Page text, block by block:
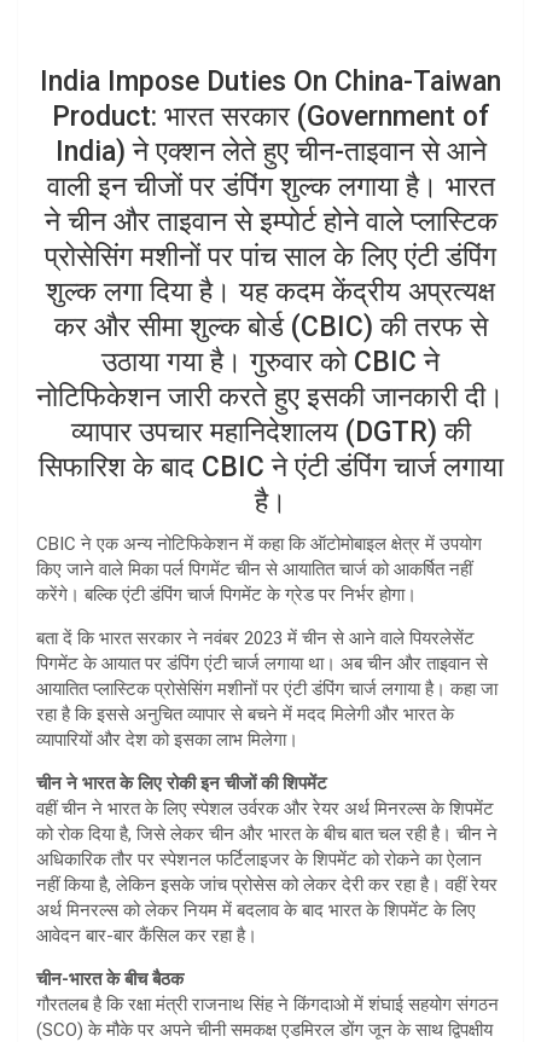
s
A
p
p
e
India Impose Duties On China-Taiwan
Product: भारत सरकार (Government of
India) ने एक्शन लेते हुए चीन-ताइवान से आने
वाली इन चीजों पर डंपिंग शुल्क लगाया है। भारत
ने चीन और ताइवान से इम्‍पोर्ट होने वाले प्‍लास्टिक
प्रोसेसिंग मशीनों पर पांच साल के लिए एंटी डंपिंग
शुल्‍क लगा दिया है। यह कदम केंद्रीय अप्रत्यक्ष
कर और सीमा शुल्क बोर्ड (CBIC) की तरफ से
उठाया गया है। गुरुवार को CBIC ने
नोटिफिकेशन जारी करते हुए इसकी जानकारी दी।
व्यापार उपचार महानिदेशालय (DGTR) की
सिफारिश के बाद CBIC ने एंटी डंपिंग चार्ज लगाया
है।
CBIC ने एक अन्‍य नोटिफिकेशन में कहा कि ऑटोमोबाइल क्षेत्र में उपयोग
किए जाने वाले मिका पर्ल पिगमेंट चीन से आयातित चार्ज को आकर्षित नहीं
करेंगे। बल्कि एंटी डंपिंग चार्ज पिगमेंट के ग्रेड पर निर्भर होगा।
बता दें कि भारत सरकार ने नवंबर 2023 में चीन से आने वाले पियरलेसेंट
पिगमेंट के आयात पर डंपिंग एंटी चार्ज लगाया था। अब चीन और ताइवान से
आयातित प्लास्टिक प्रोसेसिंग मशीनों पर एंटी डंपिंग चार्ज लगाया है। कहा जा
रहा है कि इससे अनुचित व्‍यापार से बचने में मदद मिलेगी और भारत के
व्‍यापारियों और देश को इसका लाभ मिलेगा।
चीन ने भारत के लिए रोकी इन चीजों की शिपमेंट
वहीं चीन ने भारत के लिए स्‍पेशल उर्वरक और रेयर अर्थ मिनरल्‍स के शिपमेंट
को रोक दिया है, जिसे लेकर चीन और भारत के बीच बात चल रही है। चीन ने
अधिकारिक तौर पर स्‍पेशनल फर्टिलाइजर के शिपमेंट को रोकने का ऐलान
नहीं किया है, लेकिन इसके जांच प्रोसेस को लेकर देरी कर रहा है। वहीं रेयर
अर्थ मिनरल्‍स को लेकर नियम में बदलाव के बाद भारत के शिपमेंट के लिए
आवेदन बार-बार कैंसिल कर रहा है।
चीन-भारत के बीच बैठक
गौरतलब है कि रक्षा मंत्री राजनाथ सिंह ने किंगदाओ में शंघाई सहयोग संगठन
(SCO) के मौके पर अपने चीनी समकक्ष एडमिरल डोंग जून के साथ द्विपक्षीय